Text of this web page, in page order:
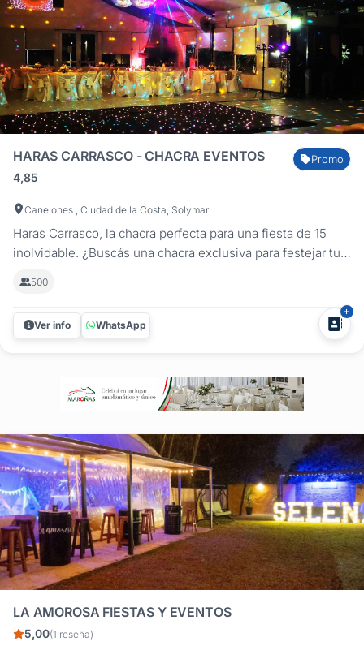
HARAS CARRASCO - CHACRA EVENTOS
4,85
Promo
Canelones , Ciudad de la Costa, Solymar
Haras Carrasco, la chacra perfecta para una fiesta de 15
inolvidable. ¿Buscás una chacra exclusiva para festejar tu
transformamos cada fiesta de 15 en una experiencia única.
Ubicados en Ciudad de la Costa, cerca de Montevideo,
ofrecemos un...
500
Ver info WhatsApp
LA AMOROSA FIESTAS Y EVENTOS
5,00(1 reseña)